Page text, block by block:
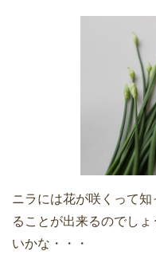
ニラには花が咲くって
ることが出来るのでし
いかな・・・